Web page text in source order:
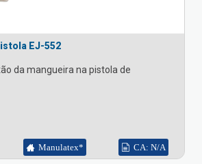
EJ-552
da mangueira na pistola de
Manulatex* CA: N/A